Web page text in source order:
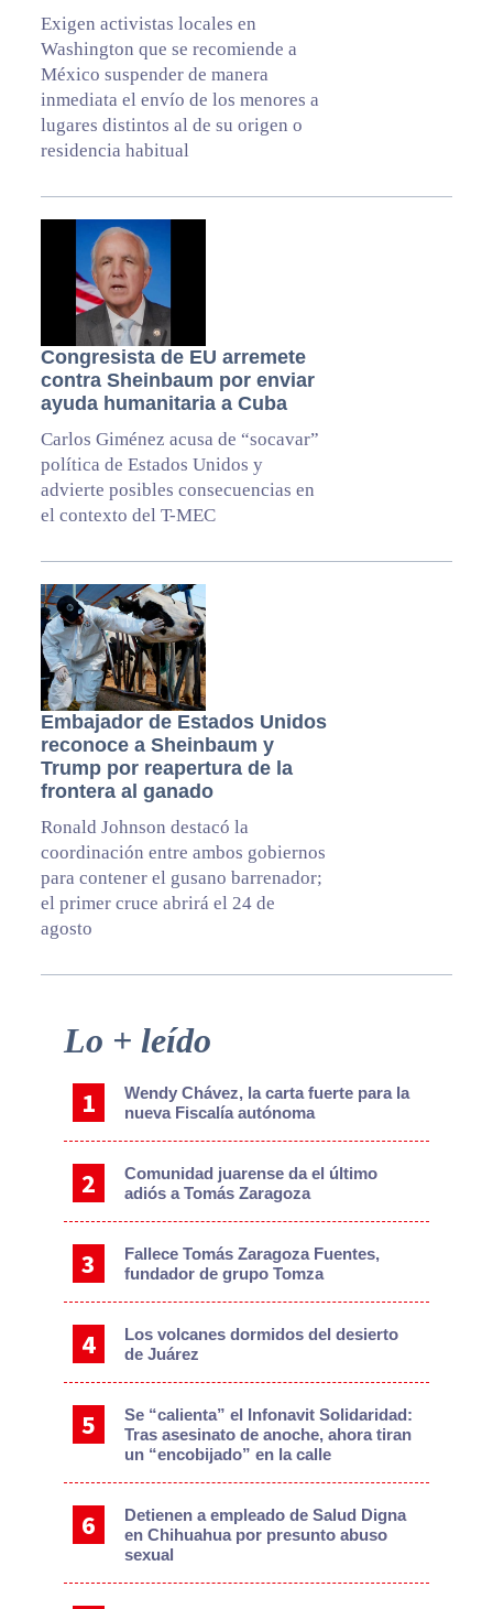
Exigen activistas locales en
Washington que se recomiende a
México suspender de manera
inmediata el envío de los menores a
lugares distintos al de su origen o
residencia habitual
Congresista de EU arremete
contra Sheinbaum por enviar
ayuda humanitaria a Cuba
Carlos Giménez acusa de “socavar”
política de Estados Unidos y
advierte posibles consecuencias en
el contexto del T-MEC
Embajador de Estados Unidos
reconoce a Sheinbaum y
Trump por reapertura de la
frontera al ganado
Ronald Johnson destacó la
coordinación entre ambos gobiernos
para contener el gusano barrenador;
el primer cruce abrirá el 24 de
agosto
Primary
Sidebar
Lo + leído
Wendy Chávez, la carta fuerte para la
nueva Fiscalía autónoma
Comunidad juarense da el último
adiós a Tomás Zaragoza
Fallece Tomás Zaragoza Fuentes,
fundador de grupo Tomza
Los volcanes dormidos del desierto
de Juárez
Se “calienta” el Infonavit Solidaridad:
Tras asesinato de anoche, ahora tiran
un “encobijado” en la calle
Detienen a empleado de Salud Digna
en Chihuahua por presunto abuso
sexual